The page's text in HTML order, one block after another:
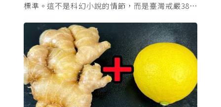
標準。這不是科幻小說的情節，而是臺灣戒嚴38年
嚴令，這段歷 ...